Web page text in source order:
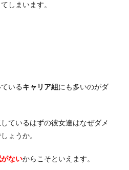
しまいます。
いるキャリア組 にも多いのがダ
ているはずの彼女達はなぜダメ
ょうか。
ないからこそといえます。